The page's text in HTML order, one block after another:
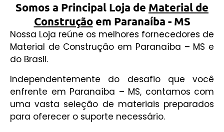
Somos a Principal Loja de Material de
Construçãoem Paranaíba - MS
Nossa Loja reúne os melhores fornecedores de
Material de Construção em Paranaíba – MS e
do Brasil.
Independentemente do desafio que você
enfrente em Paranaíba – MS, contamos com
uma vasta seleção de materiais preparados
para oferecer o suporte necessário.